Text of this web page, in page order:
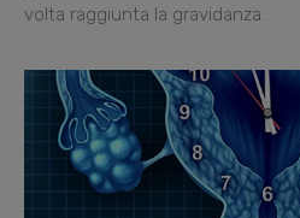
volta raggiunta la gravidanza.